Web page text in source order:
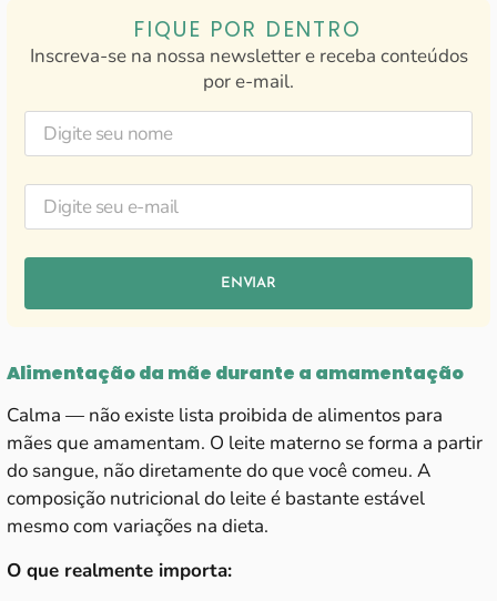
FIQUE POR DENTRO
Inscreva-se na nossa newsletter e receba conteúdos
por e-mail.
ENVIAR
Alimentação da mãe durante a amamentação
Calma — não existe lista proibida de alimentos para
mães que amamentam. O leite materno se forma a partir
do sangue, não diretamente do que você comeu. A
composição nutricional do leite é bastante estável
mesmo com variações na dieta.
O que realmente importa: